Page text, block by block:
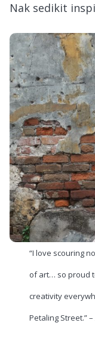
Nak sedikit
“I love scouring
of art… so proud
creativity
Petaling Street.” –